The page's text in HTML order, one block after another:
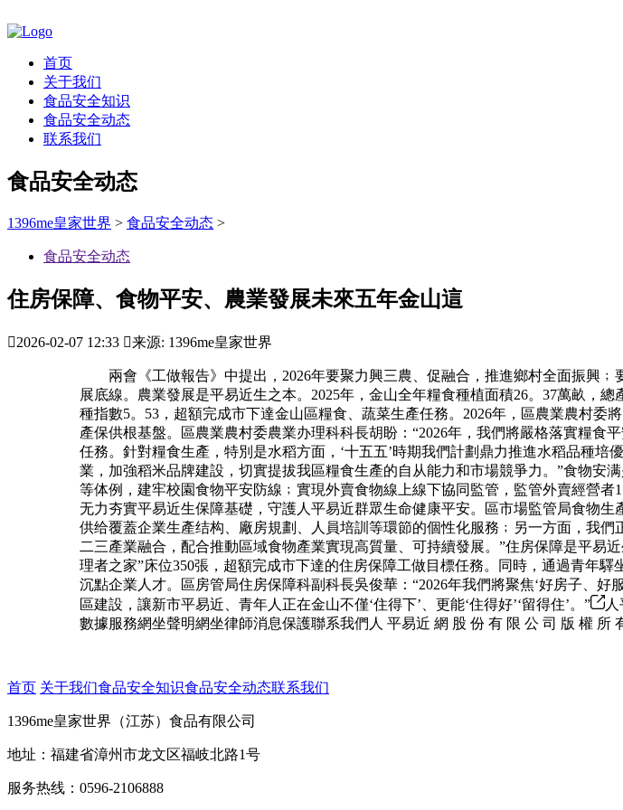
首页
关于我们
食品安全知识
食品安全动态
联系我们
食品安全动态
1396me皇家世界 > 食品安全动态 >
食品安全动态
住房保障、食物平安、農業發展未來五年金山這
2026-02-07 12:33 来源: 1396me皇家世界
兩會《工做報告》中提出，2026年要聚力興三農、促融合，推進鄉村全面振興﹔
展底線。農業發展是平易近生之本。2025年，金山全年糧食種植面積26。37萬畝，
種指數5。53，超額完成市下達金山區糧食、蔬菜生產任務。2026年，區農業農村
產保供根基盤。區農業農村委農業办理科科長胡盼：“2026年，我們將嚴格落實糧食
任務。針對糧食生產，特別是水稻方面，‘十五五’時期我們計劃鼎力推進水稻品種
業，加強稻米品牌建設，切實提拔我區糧食生產的自从能力和市場競爭力。”食物安
等体例，建牢校園食物平安防線﹔實現外賣食物線上線下協同監管，監管外賣經營
无力夯實平易近生保障基礎，守護人平易近群眾生命健康平安。區市場監管局食物
供给覆蓋企業生產结构、廠房規劃、人員培訓等環節的個性化服務﹔另一方面，我
二三產業融合，配合推動區域食物產業實現高質量、可持續發展。”住房保障是平易
理者之家”床位350張，超額完成市下達的住房保障工做目標任務。同時，通過青年
沉點企業人才。區房管局住房保障科副科長吳俊華：“2026年我們將聚焦‘好房子、
區建設，讓新市平易近、青年人正在金山不僅‘住得下’、更能‘住得好’‘留得住’。”
數據服務網坐聲明網坐律師消息保護聯系我們人 平易近 網 股 份 有 限 公 司 版 權 所
首页 关于我们食品安全知识食品安全动态联系我们
1396me皇家世界（江苏）食品有限公司
地址：福建省漳州市龙文区福岐北路1号
服务热线：0596-2106888